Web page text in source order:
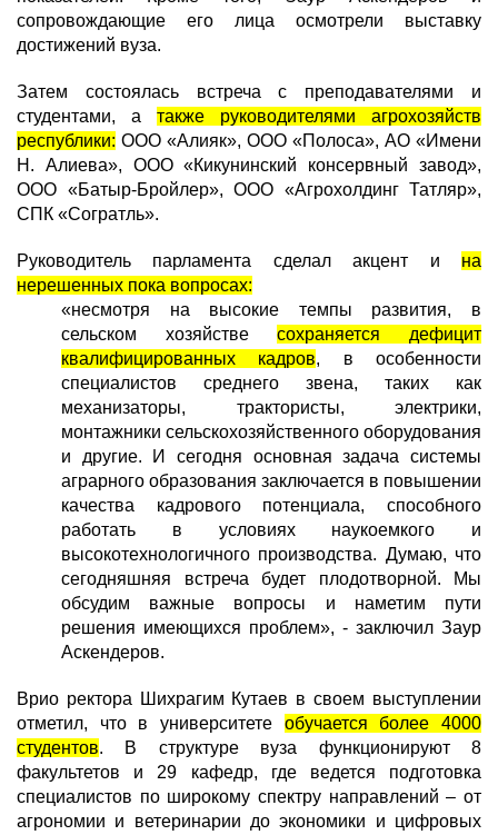
сопровождающие его лица осмотрели выставку
достижений вуза.
Затем состоялась встреча с преподавателями и
студентами, а также руководителями агрохозяйств
республики: ООО «Алияк», ООО «Полоса», АО «Имени
Н. Алиева», ООО «Кикунинский консервный завод»,
ООО «Батыр-Бройлер», ООО «Агрохолдинг Татляр»,
СПК «Согратль».
Руководитель парламента сделал акцент и на
нерешенных пока вопросах:
«несмотря на высокие темпы развития, в
сельском хозяйствесохраняется дефицит
квалифицированных кадров, в особенности
специалистов среднего звена, таких как
механизаторы, трактористы, электрики,
монтажники сельскохозяйственного оборудования
и другие. И сегодня основная задача системы
аграрного образования заключается в повышении
качества кадрового потенциала, способного
работать в условиях наукоемкого и
высокотехнологичного производства. Думаю, что
сегодняшняя встреча будет плодотворной. Мы
обсудим важные вопросы и наметим пути
решения имеющихся проблем», - заключил Заур
Аскендеров.
Врио ректора Шихрагим Кутаев в своем выступлении
отметил, что в университете обучается более 4000
студентов. В структуре вуза функционируют 8
факультетов и 29 кафедр, где ведется подготовка
специалистов по широкому спектру направлений – от
агрономии и ветеринарии до экономики и цифровых